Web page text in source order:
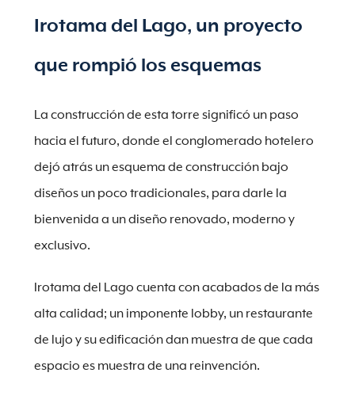
Irotama del Lago, un proyecto
que rompió los esquemas
La construcción de esta torre significó un paso
hacia el futuro, donde el conglomerado hotelero
dejó atrás un esquema de construcción bajo
diseños un poco tradicionales, para darle la
bienvenida a un diseño renovado, moderno y
exclusivo.
Irotama del Lago cuenta con acabados de la más
alta calidad; un imponente lobby, un restaurante
de lujo y su edificación dan muestra de que cada
espacio es muestra de una reinvención.